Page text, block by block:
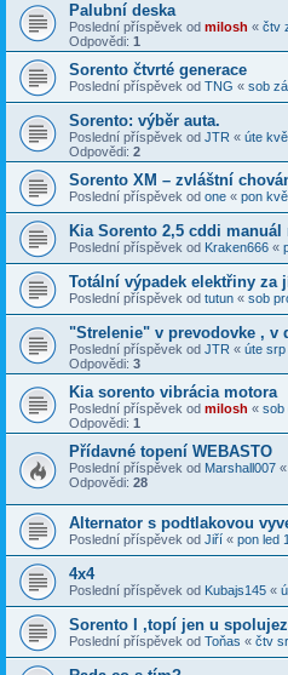
Palubní deska
Poslední příspěvek od milosh « čtv
Odpovědi: 1
Sorento čtvrté generace
Poslední příspěvek od TNG « sob
Sorento: výběr auta.
Poslední příspěvek od JTR « úte
Odpovědi: 2
Sorento XM – zvláštní
Poslední příspěvek od one « pon
Kia Sorento 2,5 cddi manuál
Poslední příspěvek od Kraken666 «
Totální výpadek elektřiny za
Poslední příspěvek od tutun « sob
"Strelenie" v prevodovke , v
Poslední příspěvek od JTR « úte srp
Odpovědi: 3
Kia sorento vibrácia motora
Poslední příspěvek od milosh « sob
Odpovědi: 1
Přídavné topení WEBASTO
Poslední příspěvek od Marshall007 «
Odpovědi: 28
Alternator s podtlakovou
Poslední příspěvek od Jiří « pon led
4x4
Poslední příspěvek od Kubajs145 «
Sorento I ,topí jen u
Poslední příspěvek od Toňas « čtv